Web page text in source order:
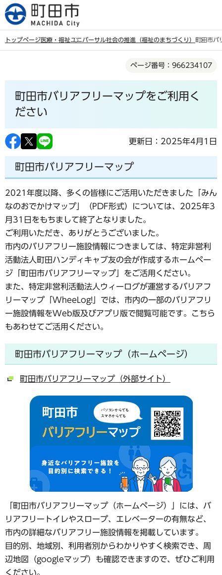
こ
の
トップページ医療・福祉ユニバーサル社会の推進（福祉のまちづくり） 町田市バ
ページ番号：966234107
町田市バリアフリーマップをご利用く
ださい
更新日：2025年4月1日
町田市バリアフリーマップ
2021年度以降、多くの皆様にご活用いただきました「みん
なのおでかけマップ」（PDF形式）については、2025年3
月31日をもちまして終了となりました。
ご利用いただき、ありがとうございました。
市内のバリアフリー施設情報につきましては、特定非営利
活動法人町田ハンディキャブ友の会が作成するホームペー
ジ「町田市バリアフリーマップ」をご活用ください。
また、特定非営利活動法人ウィーログが運営するバリアフ
リーマップ「WheeLog!」では、市内の一部のバリアフリ
ー施設情報をWeb版及びアプリ版で閲覧可能です。こちら
もあわせてご活用ください。
町田市バリアフリーマップ（ホームページ）
町田市バリアフリーマップ（外部サイト）
「町田市バリアフリーマップ（ホームページ）」には、バ
リアフリートイレやスロープ、エレベーターの有無など、
市内の詳細なバリアフリー施設情報を掲載しています。
目的別、地域別、利用者別からわかりやすく検索でき、周
辺地図（googleマップ）も確認できますので、ぜひご利用
ください。